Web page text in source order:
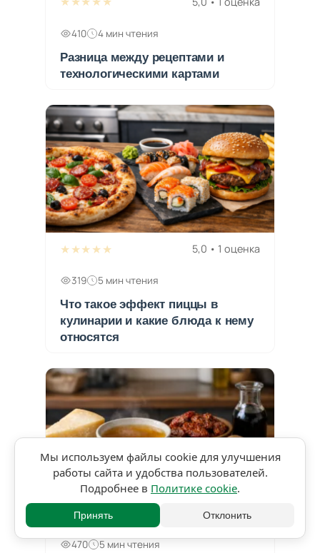
410 4 мин чтения
Разница между рецептами и
технологическими картами
★★★★★ 5,0 • 1 оценка
319 5 мин чтения
Что такое эффект пиццы в
кулинарии и какие блюда к нему
относятся
★★★★★ 5,0 • 1 оценка
470 5 мин чтения
Мы используем файлы cookie для улучшения
работы сайта и удобства пользователей.
Подробнее в Политике cookie.
Принять Отклонить